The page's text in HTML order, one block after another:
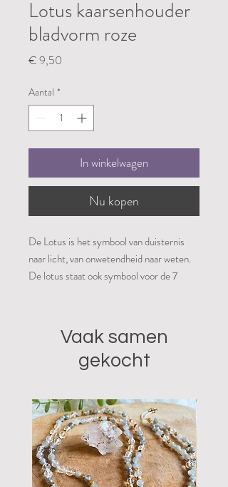
Lotus kaarsenhouder
bladvorm roze
€ 9,50
Aantal *
In winkelwagen
Nu kopen
De Lotus is het symbool van duisternis
naar licht, van onwetendheid naar weten.
De lotus staat ook symbool voor de 7
Over Capiz schelpen:
Deze worden gemaakt van de buitenste
wetenschappelijke naam placuna placenta
is, ook wel de venster-oester genoemd.
De Capiz schelpen uit de Philippijnen
heten zo omdat ze oorspronkelijk
gevangen werden uit de ondiepe
kustwateren bij de stad Capiz, op het
Vaak samen
gekocht